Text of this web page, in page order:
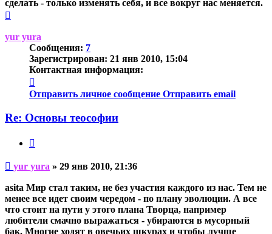
сделать - только изменять себя, и все вокруг нас меняется.
началу
yur yura
Сообщения: 7
Зарегистрирован: 21 янв 2010, 15:04
Контактная информация:
информация
пользователя
yura
Отправить личное сообщение Отправить email
Re: Основы теософии
Непрочитанное
сообщение
yur yura » 29 янв 2010, 21:36
asita Мир стал таким, не без участия каждого из нас. Тем не
менее все идет своим чередом - по плану эволюции. А все
что стоит на пути у этого плана Творца, например
любители смачно выражаться - убираются в мусорный
бак. Многие ходят в овечьих шкурах и чтобы лучше